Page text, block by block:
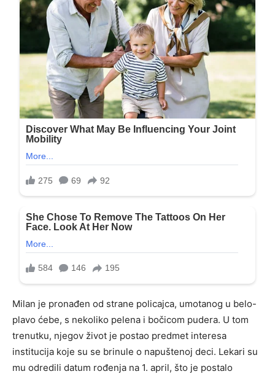
Milan je pronađen od strane policajca, umotanog u belo-
plavo ćebe, s nekoliko pelena i bočicom pudera. U tom
trenutku, njegov život je postao predmet interesa
institucija koje su se brinule o napuštenoj deci. Lekari su
mu odredili datum rođenja na 1. april, što je postalo